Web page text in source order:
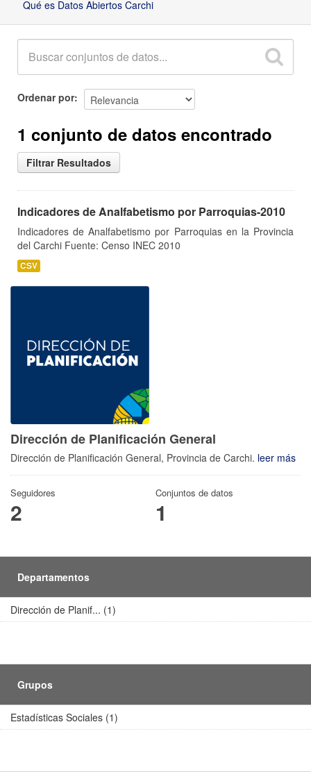
Qué es Datos Abiertos Carchi
Ordenar por
1 conjunto de datos encontrado
Filtrar Resultados
Indicadores de Analfabetismo por Parroquias-2010
Indicadores de Analfabetismo por Parroquias en la Provincia
del Carchi Fuente: Censo INEC 2010
CSV
Dirección de Planificación General
Dirección de Planificación General, Provincia de Carchi. leer más
Seguidores
2
Conjuntos de datos
1
Departamentos
Dirección de Planif... (1)
Grupos
Estadísticas Sociales (1)